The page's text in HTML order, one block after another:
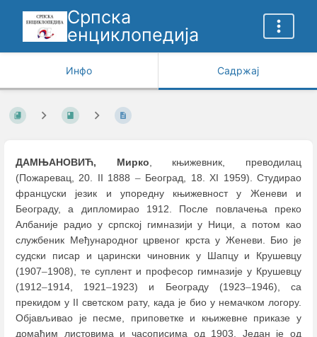
Српска
енциклопедија
Инфо Садржај
ДАМЊАНОВИЋ, Мирко, књижевник, преводилац
(Пожаревац, 20. II 1888 –Београд, 18. XI 1959). Студирао
француски језик и упоредну књижевност у Женеви и
Београду, а дипломирао 1912. После повлачења преко
Албаније радио у српској гимназији у Ници, а потом као
службеник Међународног црвеног крста у Женеви. Био је
судски писар и царински чиновник у Шапцу и Крушевцу
(1907–1908), те суплент и професор гимназије у Крушевцу
(1912–1914, 1921–1923) и Београду (1923–1946), са
прекидом у II светском рату, када је био у немачком логору.
Објављивао је песме, приповетке и књижевне приказе у
домаћим листовима и часописима од 1903. Један је од